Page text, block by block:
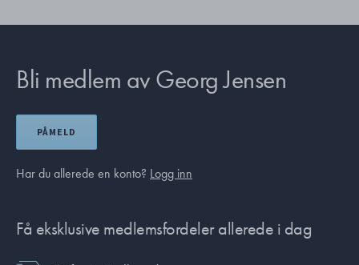
Bli medlem av Georg Jensen
PÅMELD
Har du allerede en konto? Logg inn
Få eksklusive medlemsfordeler allerede i dag